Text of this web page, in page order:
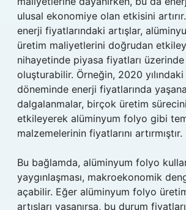
ulusal ekonomiye olan etkisini
enerji fiyatlarındaki artışlar,
üretim maliyetlerini doğrudan
nihayetinde piyasa fiyatları üzerinde
oluşturabilir. Örneğin, 2020
döneminde enerji fiyatlarında
dalgalanmalar, birçok üretim
etkileyerek alüminyum folyo gibi
malzemelerinin fiyatlarını artırmıştır.
Bu bağlamda, alüminyum folyo
yaygınlaşması, makroekonomik
açabilir. Eğer alüminyum folyo
artışları yaşanırsa, bu durum